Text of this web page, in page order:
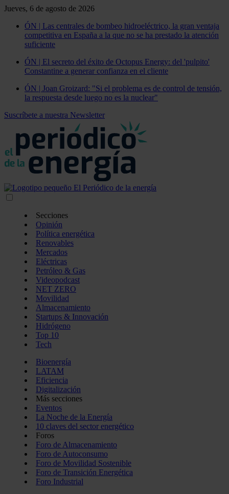
Jueves, 6 de agosto de 2026
ÓN | Las centrales de bombeo hidroeléctrico, la gran ventaja
competitiva en España a la que no se ha prestado la atención
suficiente
ÓN | El secreto del éxito de Octopus Energy: del 'pulpito'
Constantine a generar confianza en el cliente
ÓN | Joan Groizard: "Si el problema es de control de tensión,
la respuesta desde luego no es la nuclear"
Suscríbete a nuestra Newsletter
Secciones
Opinión
Política energética
Renovables
Mercados
Eléctricas
Petróleo & Gas
Videopodcast
NET ZERO
Movilidad
Almacenamiento
Startups & Innovación
Hidrógeno
Top 10
Tech
Bioenergía
LATAM
Eficiencia
Digitalización
Más secciones
Eventos
La Noche de la Energía
10 claves del sector energético
Foros
Foro de Almacenamiento
Foro de Autoconsumo
Foro de Movilidad Sostenible
Foro de Transición Energética
Foro Industrial